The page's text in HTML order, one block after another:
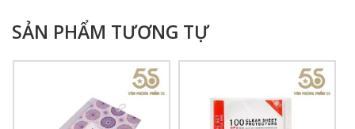
SẢN PHẨM TƯƠNG TỰ